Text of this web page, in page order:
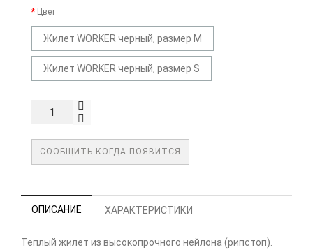
Цвет
Жилет WORKER черный, размер M
Жилет WORKER черный, размер S
СООБЩИТЬ КОГДА ПОЯВИТСЯ
ОПИСАНИЕ ХАРАКТЕРИСТИКИ
Теплый жилет из высокопрочного нейлона (рипстоп).